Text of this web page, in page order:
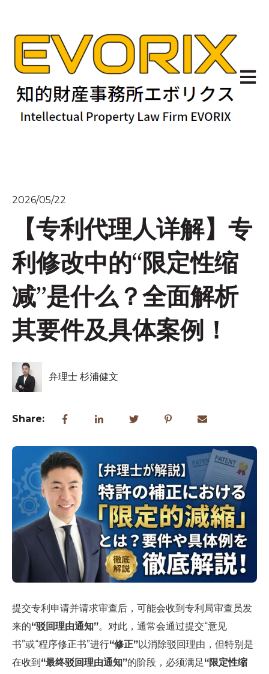
Open
2026/05/22
【专利代理人详解】专
利修改中的“限定性缩
减”是什么？全面解析
其要件及具体案例！
弁理士 杉浦健文
Share:
提交专利申请并请求审查后，可能会收到专利局审查员发
来的“驳回理由通知”。对此，通常会通过提交“意见
书”或“程序修正书”进行“修正”以消除驳回理由，但特别是
在收到 “最终驳回理由通知”的阶段，必须满足“限定性缩